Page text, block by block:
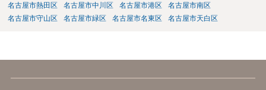
名古屋市熱田区
名古屋市中川区 名古屋市港区
名古屋市南区
名古屋市守山区
名古屋市緑区 名古屋市名東区 名古屋市天白区